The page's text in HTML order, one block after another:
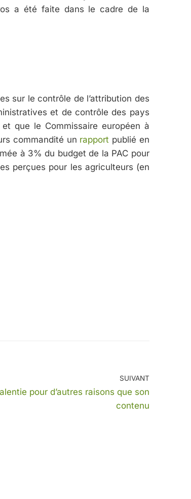
a été faite dans le cadre de la
sur le contrôle de l’attribution des
et de contrôle des pays
que le Commissaire européen à
commandité un rapport publié en
à 3% du budget de la PAC pour
perçues pour les agriculteurs (en
SUIVANT
pour d’autres raisons que son
contenu